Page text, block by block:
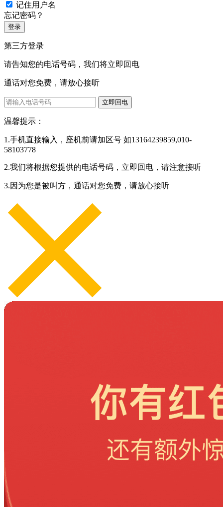
记住用户名
忘记密码？
登录
第三方登录
请告知您的电话号码，我们将立即回电
通话对您免费，请放心接听
立即回电
温馨提示：
1.手机直接输入，座机前请加区号 如13164239859,010-
58103778
2.我们将根据您提供的电话号码，立即回电，请注意接听
3.因为您是被叫方，通话对您免费，请放心接听